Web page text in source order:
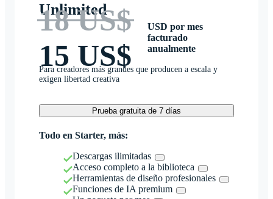
Unlimited
18 US$
15 US$
USD por mes
facturado
anualmente
Para creadores más grandes que producen a escala y
exigen libertad creativa
Prueba gratuita de 7 días
Todo en Starter, más:
Descargas ilimitadas
Acceso completo a la biblioteca
Herramientas de diseño profesionales
Funciones de IA premium